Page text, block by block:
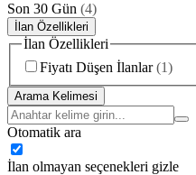
Son 30 Gün (4)
İlan Özellikleri
İlan Özellikleri
Fiyatı Düşen İlanlar (1)
Arama Kelimesi
Otomatik ara
İlan olmayan seçenekleri gizle